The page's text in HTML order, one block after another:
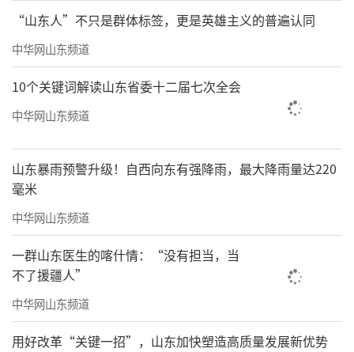
里，就有这样一群人，为了让业主度过一个温
暖祥和的春节，他们坚守岗位、躬行劳作，守
护万家灯火的美好与幸福......
春节期间，绿地泉物业人奋战在工作岗位
上，切实落实疫情防控工作，员工上岗前做好
健康监测，24小时严控园区，出入小区要“测
温+登记”，严控外来人员的到访，为园区的家
大年三十，绿地泉服务总经理温雪娜深入
一线，走进济南、泰安、长清等五十余个项目
基层，走访慰问春节期间坚守岗位的一线员
工，向他们致以春节的问候和诚挚的谢意。
“山东人”不只是群体标签，更是英雄主义的普遍认同
中华网山东频道
10个关键词解读山东省委十二届七次全会
中华网山东频道
山东暴雨预警升级！自西向东有强降雨，最大降雨量达220
毫米
中华网山东频道
一群山东医生的喀什情：“没有担当，当
不了援疆人”
中华网山东频道
用好改革“关键一招”，山东加快塑造高质量发展新优势